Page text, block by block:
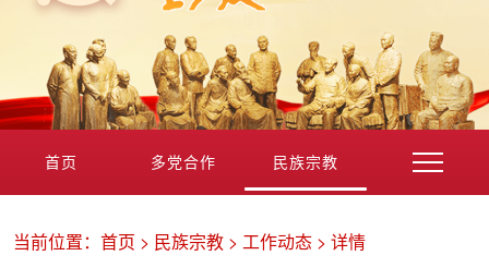
首页 多党合作 民族宗教
当前位置： 首页 > 民族宗教 > 工作动态 > 详情